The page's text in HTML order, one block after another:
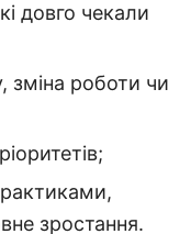
довго чекали
зміна роботи чи
зростання.